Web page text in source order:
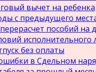
вычет на ребенка
с предыдущего
пособий на
исполнительного
без оплаты
в Сдельном